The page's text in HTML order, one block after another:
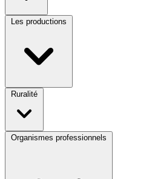
Les productions
Ruralité
Organismes professionnels